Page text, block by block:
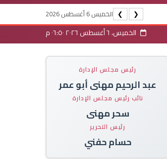
❮
❯ الخميس 6 أغسطس 2026
الخميس، ٦ أغسطس ٢٠٢٦ ٠٦:٥٠ م
رئيس مجلس الإدارة
عبد الرحيم مهنى أبو عمر
نائب رئيس مجلس الإدارة
سحر مهنى
رئيس التحرير
حسام حفني